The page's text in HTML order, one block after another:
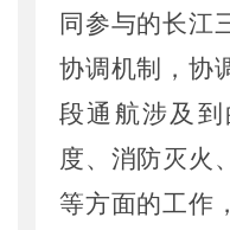
同参与的长江
协调机制 ，协
段通航涉及
度、消防灭火
等方面的工作